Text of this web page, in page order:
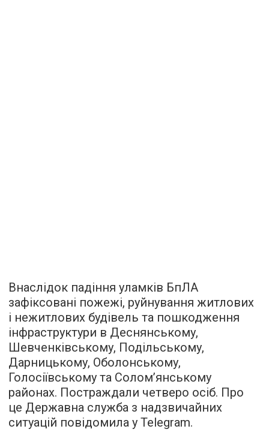
Внаслідок падіння уламків БпЛА
зафіксовані пожежі, руйнування житлових
і нежитлових будівель та пошкодження
інфраструктури в Деснянському,
Шевченківському, Подільському,
Дарницькому, Оболонському,
Голосіївському та Солом’янському
районах. Постраждали четверо осіб. Про
це Державна служба з надзвичайних
ситуацій повідомила у Telegram.